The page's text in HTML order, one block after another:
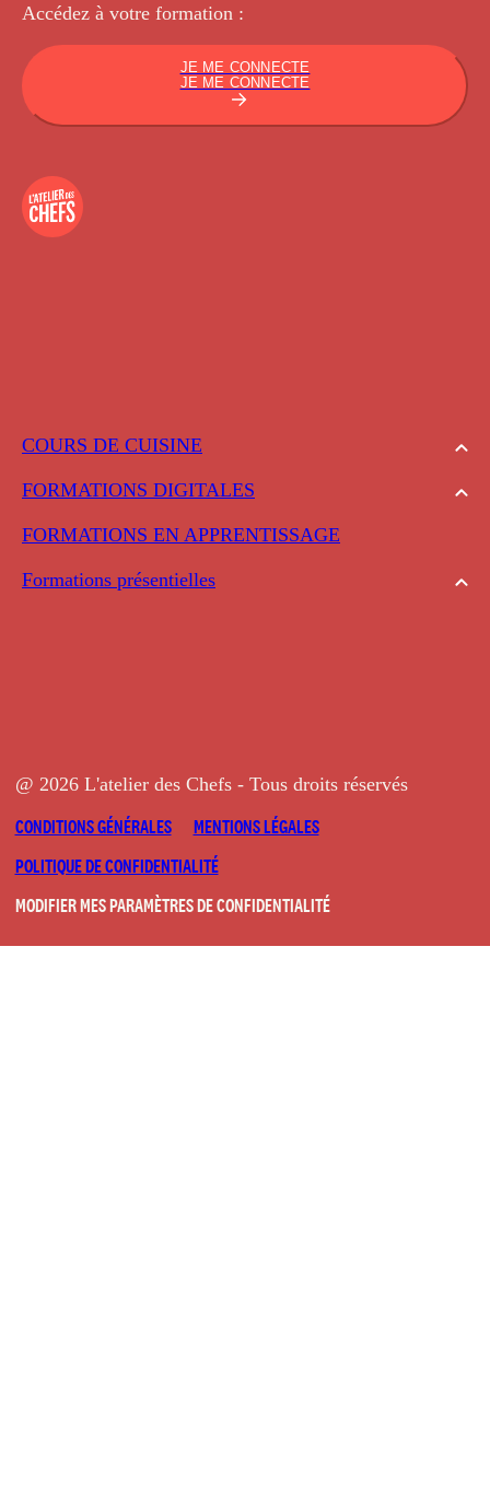
COURS DE CUISINE
FORMATIONS DIGITALES
FORMATIONS EN APPRENTISSAGE
Formations présentielles
Accédez à votre formation :
JE ME CONNECTE
JE ME CONNECTE
@ 2026 L'atelier des Chefs - Tous droits réservés
CONDITIONS GÉNÉRALES
MENTIONS LÉGALES
POLITIQUE DE CONFIDENTIALITÉ
MODIFIER MES PARAMÈTRES DE CONFIDENTIALITÉ